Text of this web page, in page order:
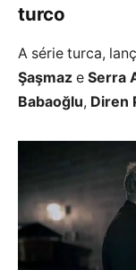
turco
A série turca,
Şaşmaz e Serra
Babaoğlu, Diren